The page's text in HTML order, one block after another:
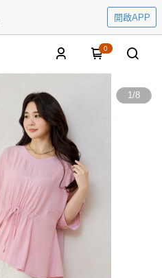
開啟APP
0
1/8